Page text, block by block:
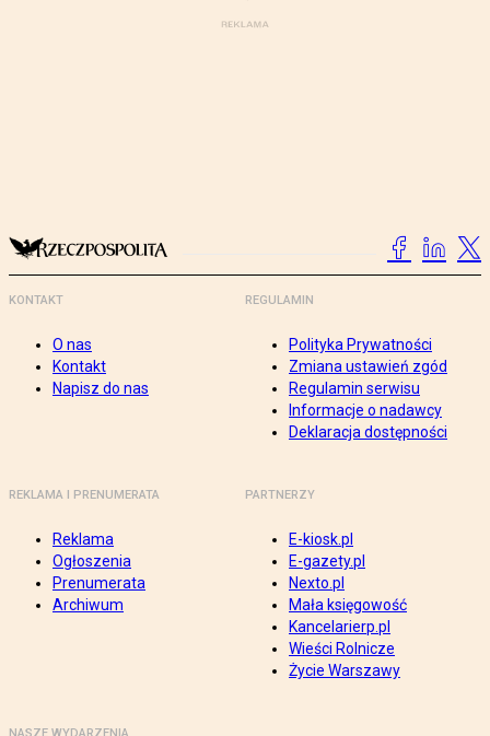
KONTAKT
O nas
Kontakt
Napisz do nas
REGULAMIN
Polityka Prywatności
Zmiana ustawień zgód
Regulamin serwisu
Informacje o nadawcy
Deklaracja dostępności
REKLAMA I PRENUMERATA
Reklama
Ogłoszenia
Prenumerata
Archiwum
PARTNERZY
E-kiosk.pl
E-gazety.pl
Nexto.pl
Mała księgowość
Kancelarierp.pl
Wieści Rolnicze
Życie Warszawy